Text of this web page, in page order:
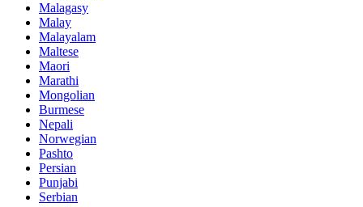
Malagasy
Malay
Malayalam
Maltese
Maori
Marathi
Mongolian
Burmese
Nepali
Norwegian
Pashto
Persian
Punjabi
Serbian